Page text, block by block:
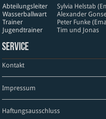
Abteilungsleiter
Sylvia Helstab
Wasserballwart
Alexander
Trainer
Peter Funke
Jugendtrainer
Tim und Jonas
Service
Kontakt
Impressum
Haftungsausschluss